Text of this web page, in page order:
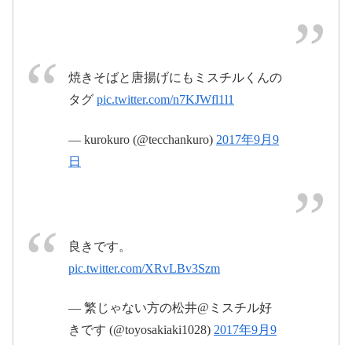
焼きそばと唐揚げにもミスチルくんの
タグ pic.twitter.com/n7KJWfl1l1
— kurokuro (@tecchankuro) 2017年9月9
日
良きです。
pic.twitter.com/XRvLBv3Szm
— 繁じゃない方の松井@ミスチル好
きです (@toyosakiaki1028) 2017年9月9